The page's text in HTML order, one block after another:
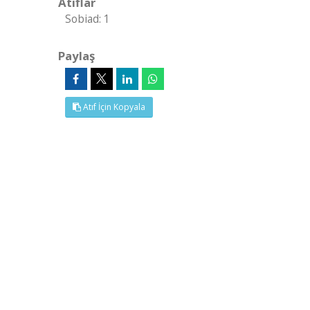
Sobiad: 1
Paylaş
Atıf İçin Kopyala